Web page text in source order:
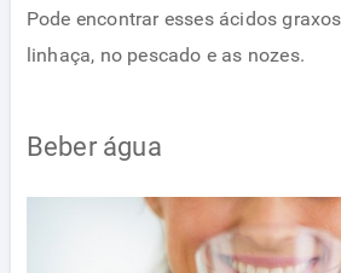
Pode encontrar esses ácidos
linhaça, no pescado e as nozes.
Beber água